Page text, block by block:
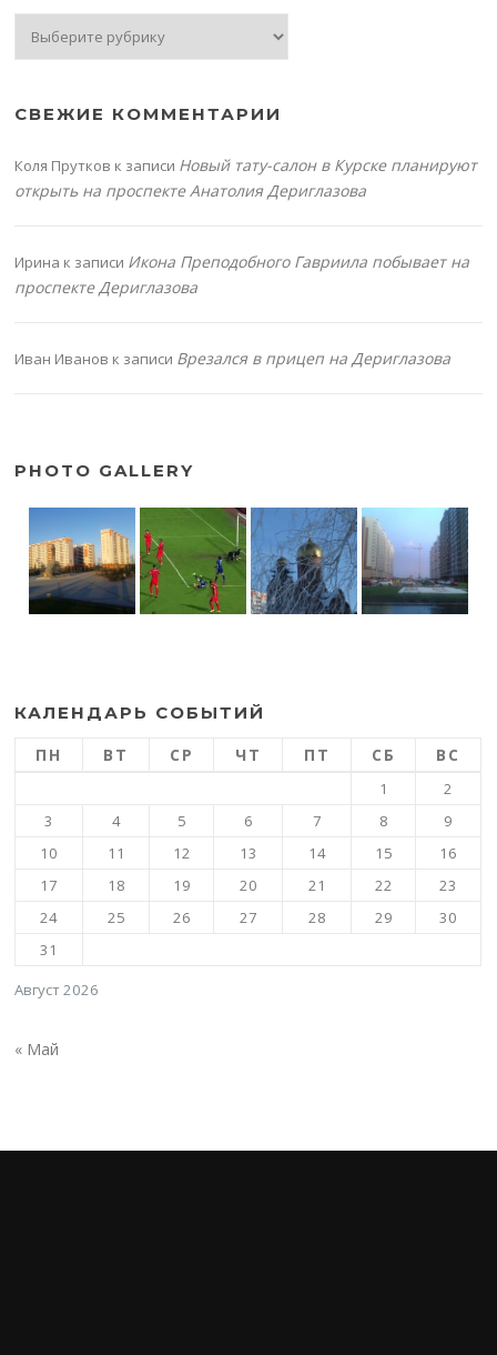
СВЕЖИЕ КОММЕНТАРИИ
Коля Прутков к записи Новый тату-салон в Курске планируют
открыть на проспекте Анатолия Дериглазова
Ирина к записи Икона Преподобного Гавриила побывает на
проспекте Дериглазова
Иван Иванов к записи Врезался в прицеп на Дериглазова
PHOTO GALLERY
КАЛЕНДАРЬ СОБЫТИЙ
Август 2026
ПН ВТ СР ЧТ ПТ СБ ВС
1
2
3
4 5 6 7 8
9
10
11 12 13 14 15
16
17
18 19 20 21 22
23
24
25 26 27 28 29
30
31
« Май